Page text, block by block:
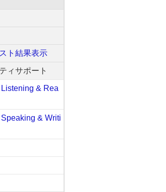
ト結果表示
ィサポート
& Rea
& Writi